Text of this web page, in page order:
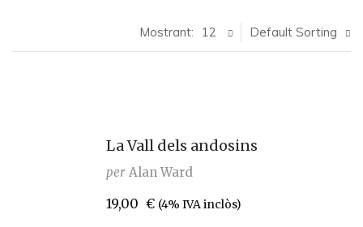
Default Sorting
Mostrant: 12
La Vall dels andosins
per Alan Ward
19,00 € (4% IVA inclòs)